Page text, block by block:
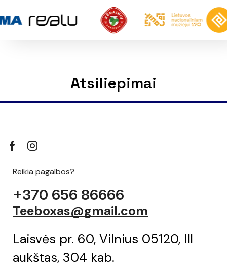
Atsiliepimai
Reikia pagalbos?
+370 656 86666
Teeboxas@gmail.com
Laisvės pr. 60, Vilnius 05120, III
aukštas, 304 kab.